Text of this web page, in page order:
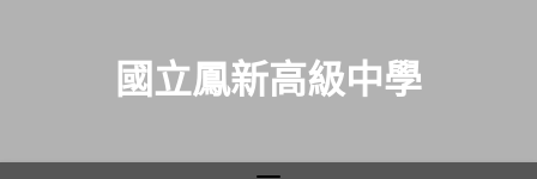
國立鳳新高級中學